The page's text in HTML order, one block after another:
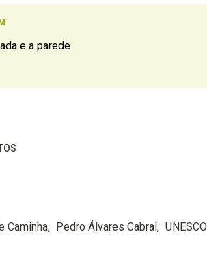
e a parede
Caminha Pedro Álvares Cabral UNESCO